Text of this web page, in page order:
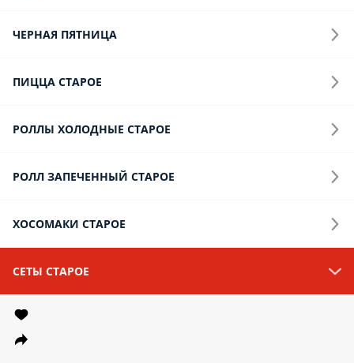
ЧЕРНАЯ ПЯТНИЦА
ПИЦЦА СТАРОЕ
РОЛЛЫ ХОЛОДНЫЕ СТАРОЕ
РОЛЛ ЗАПЕЧЕННЫЙ СТАРОЕ
ХОСОМАКИ СТАРОЕ
СЕТЫ СТАРОЕ